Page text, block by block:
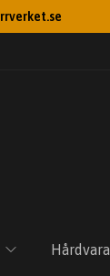
Hårdvara